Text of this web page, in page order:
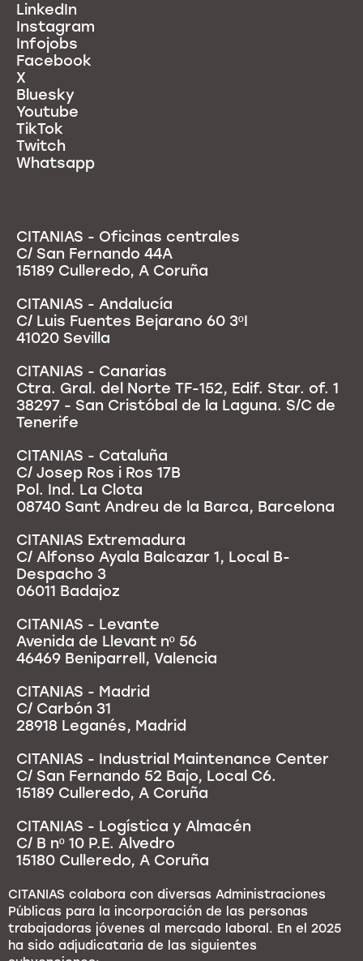
LinkedIn
Instagram
Infojobs
Facebook
X
Bluesky
Youtube
TikTok
Twitch
Whatsapp
CITANIAS - Oficinas centrales
C/ San Fernando 44A
15189 Culleredo, A Coruña
CITANIAS - Andalucía
C/ Luis Fuentes Bejarano 60 3ºI
41020 Sevilla
CITANIAS - Canarias
Ctra. Gral. del Norte TF-152, Edif. Star. of. 1
38297 - San Cristóbal de la Laguna. S/C de
Tenerife
CITANIAS - Cataluña
C/ Josep Ros i Ros 17B
Pol. Ind. La Clota
08740 Sant Andreu de la Barca, Barcelona
CITANIAS Extremadura
C/ Alfonso Ayala Balcazar 1, Local B-
Despacho 3
06011 Badajoz
CITANIAS - Levante
Avenida de Llevant nº 56
46469 Beniparrell, Valencia
CITANIAS - Madrid
C/ Carbón 31
28918 Leganés, Madrid
CITANIAS - Industrial Maintenance Center
C/ San Fernando 52 Bajo, Local C6.
15189 Culleredo, A Coruña
CITANIAS - Logística y Almacén
C/ B nº 10 P.E. Alvedro
15180 Culleredo, A Coruña
CITANIAS colabora con diversas Administraciones
Públicas para la incorporación de las personas
trabajadoras jóvenes al mercado laboral. En el 2025
ha sido adjudicataria de las siguientes